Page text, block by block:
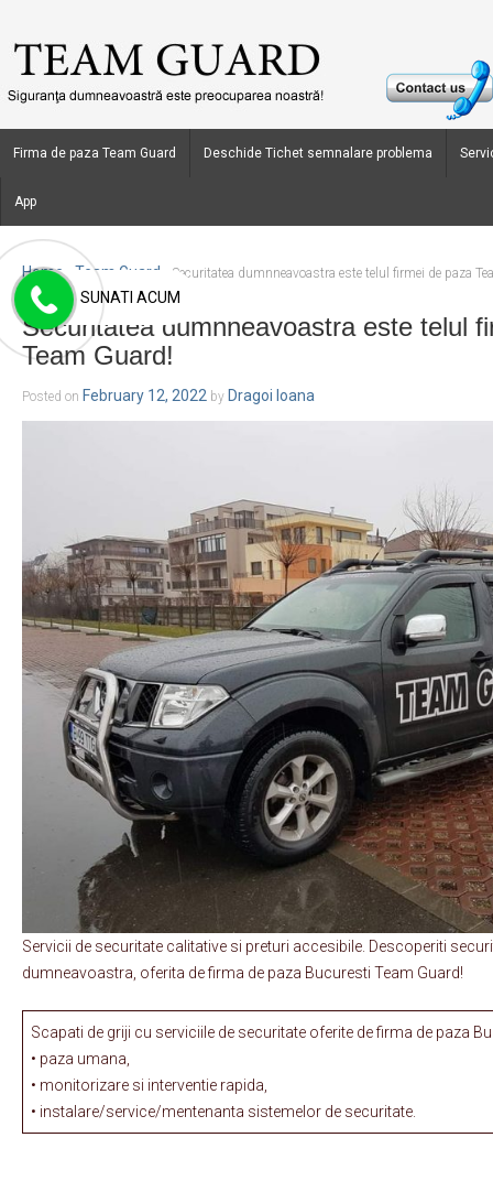
Firma de paza Team Guard Deschide Tichet semnalare problema
App
Home › Team Guard Securitatea dumnneavoastra este telul firmei de paza
Securitatea dumnneavoastra este telul
Team Guard!
Posted on February 12, 2022 by Dragoi Ioana
Servicii de securitate calitative si preturi accesibile. Descoperiti
dumneavoastra, oferita de firma de paza Bucuresti Team Guard!
Scapati de griji cu serviciile de securitate oferite de firma de paza
• paza umana,
• monitorizare si interventie rapida,
• instalare/service/mentenanta sistemelor de securitate.
SUNATI ACUM